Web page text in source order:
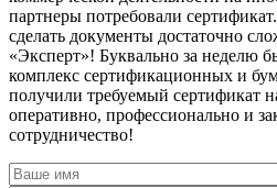
партнеры потребовали
сделать документы достаточно
«Эксперт»! Буквально за неделю
комплекс сертификационных и
получили требуемый сертификат
оперативно, профессионально и
сотрудничество!